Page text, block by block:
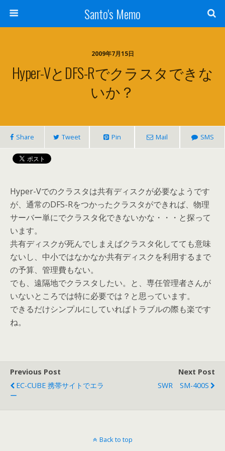
Santo's Memo
2009年7月15日
Hyper-VとDFS-Rでクラスタできな
いか？
Share Tweet Pin Mail SMS
Hyper-Vでのクラスタは共有ディスクが必要なようです
が、通常のDFS-Rをつかったクラスタができれば、物理
サーバー単にでクラスタ化できないかな・・・と探って
います。
共有ディスクが死んでしまえばクラスタ化してても意味
ないし、中小ではなかなか共有ディスクを利用するまで
の予算、管理費もない。
でも、遠隔地でクラスタしたい。と、専任管理者さんが
いないところでは特に必要では？と思っています。
できるだけシンプルにしていればトラブルの際も楽です
ね。
Previous Post
EC-CUBE 携帯サイトでエラ
ー
Next Post
SWR SM-400S
Back to top